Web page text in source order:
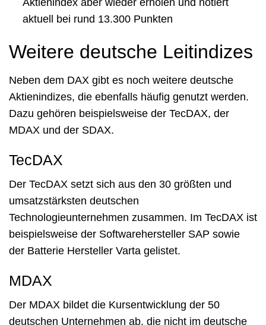
Aktienindex aber wieder erholen und notiert
aktuell bei rund 13.300 Punkten
Weitere deutsche Leitindizes
Neben dem DAX gibt es noch weitere deutsche
Aktienindizes, die ebenfalls häufig genutzt werden.
Dazu gehören beispielsweise der TecDAX, der
MDAX und der SDAX.
TecDAX
Der TecDAX setzt sich aus den 30 größten und
umsatzstärksten deutschen
Technologieunternehmen zusammen. Im TecDAX ist
beispielsweise der Softwarehersteller SAP sowie
der Batterie Hersteller Varta gelistet.
MDAX
Der MDAX bildet die Kursentwicklung der 50
deutschen Unternehmen ab, die nicht im deutsche